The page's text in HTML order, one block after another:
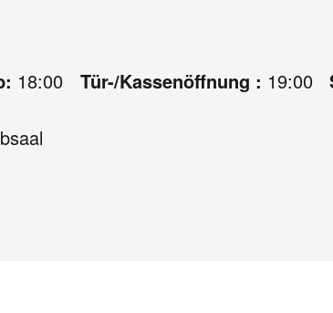
18:00 Tür-/Kassenöffnung : 19:00